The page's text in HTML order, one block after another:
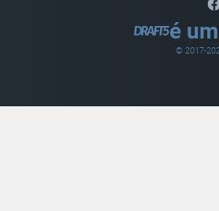
é
© 2017-